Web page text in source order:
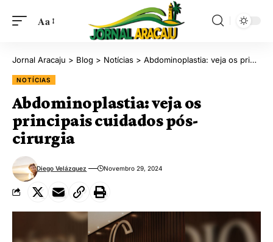
Aa
Jornal Aracaju > Blog > Notícias > Abdominoplastia: veja os principais cuidados pós-cirurgia
NOTÍCIAS
Abdominoplastia: veja os
principais cuidados pós-
cirurgia
Diego Velázquez Novembro 29, 2024